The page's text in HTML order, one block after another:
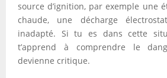
source d’ignition, par exemple une
chaude, une décharge
inadapté. Si tu es dans cette
t’apprend à comprendre le
devienne critique.